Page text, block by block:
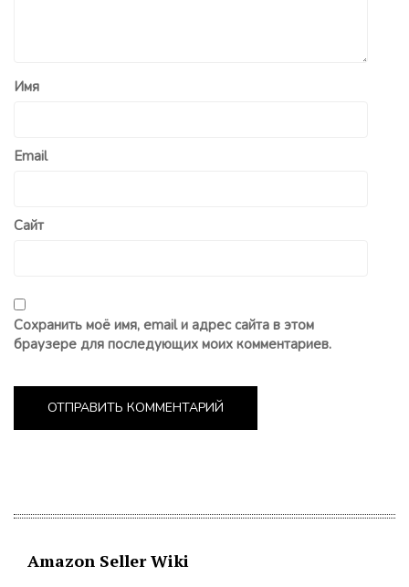
Имя
Email
Сайт
Сохранить моё имя, email и адрес сайта в этом
браузере для последующих моих комментариев.
Amazon Seller Wiki